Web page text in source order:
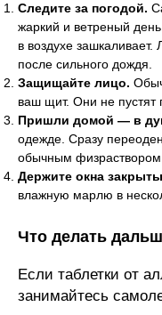
Следите за погодой.
жаркий и ветреный
в воздухе
после сильного дождя.
Защищайте лицо.
ваш щит. Они не пустят
Пришли домой — в
одежде. Сразу
обычным физраствором.
Держите окна
влажную марлю в
Что делать
Если таблетки от
занимайтесь